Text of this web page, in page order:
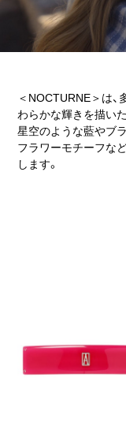
ヘアアレンジ
クラフトマン
ストア
＜NOCTURNE＞は
わらかな輝きを描い
星空のような藍やブ
フラワーモチーフな
します。